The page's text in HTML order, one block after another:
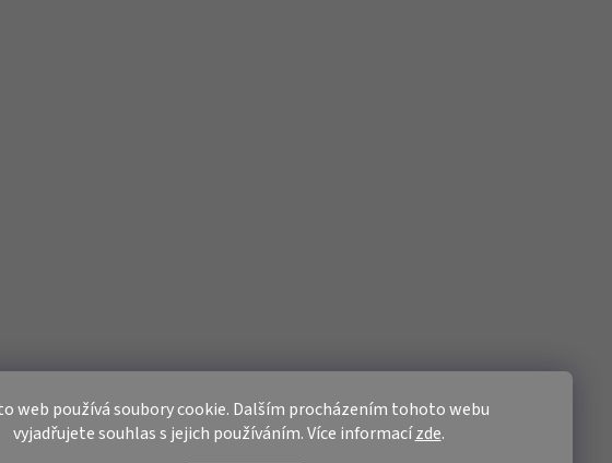
web používá soubory cookie. Dalším procházením tohoto webu
vyjadřujete souhlas s jejich používáním. Více informacízde.